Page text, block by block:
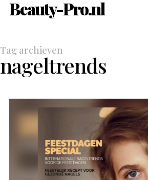
Beauty-Pro.nl
Tag archieven
nageltrends